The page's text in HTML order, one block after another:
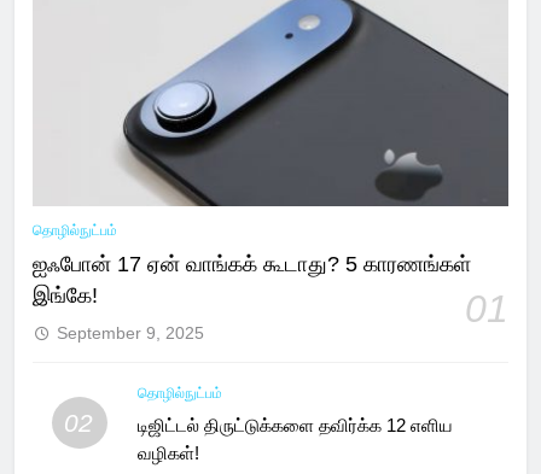
தொழில்நுட்பம்
ஐஃபோன் 17 ஏன் வாங்கக் கூடாது? 5 காரணங்கள்
இங்கே!
01
September 9, 2025
02
தொழில்நுட்பம்
டிஜிட்டல் திருட்டுக்களை தவிர்க்க 12 எளிய
வழிகள்!